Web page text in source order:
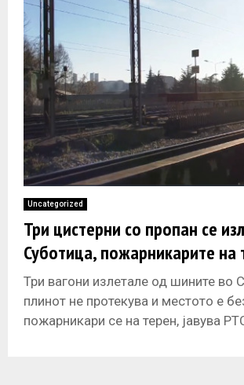
Uncategorized
Три цистерни со пропан се
Суботица, пожарникарите на
Три вагони излетале од шините во
плинот не протекува и местото е
пожарникари се на терен, јавува